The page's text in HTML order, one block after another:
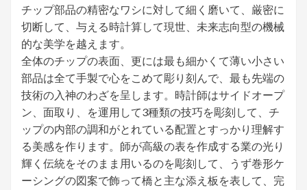
チップ部品の精密なワシに対して細く磨いて、厳密に
切断して、与える時計算して現世、未来志向型の機械
的な美学を越えます。
全体のチップの表面、更には最も細かくて薄い小さい
部品は全て手製で心をこめて彫り刻んで、最も先端の
技術の入神のわざを呈します。時計師はサイドオープ
ン、面取り、を運用して3種類の技巧を彫刻して、チ
ップの内部の調和がとれている配置とすっかり理解す
る美感を作ります。師が高級の表を作成する業の光り
輝く伝統をそのまま用いるのを彫刻して、うず巻形ケ
ーシングの図案で飾って橋と主な添え板を表して、完